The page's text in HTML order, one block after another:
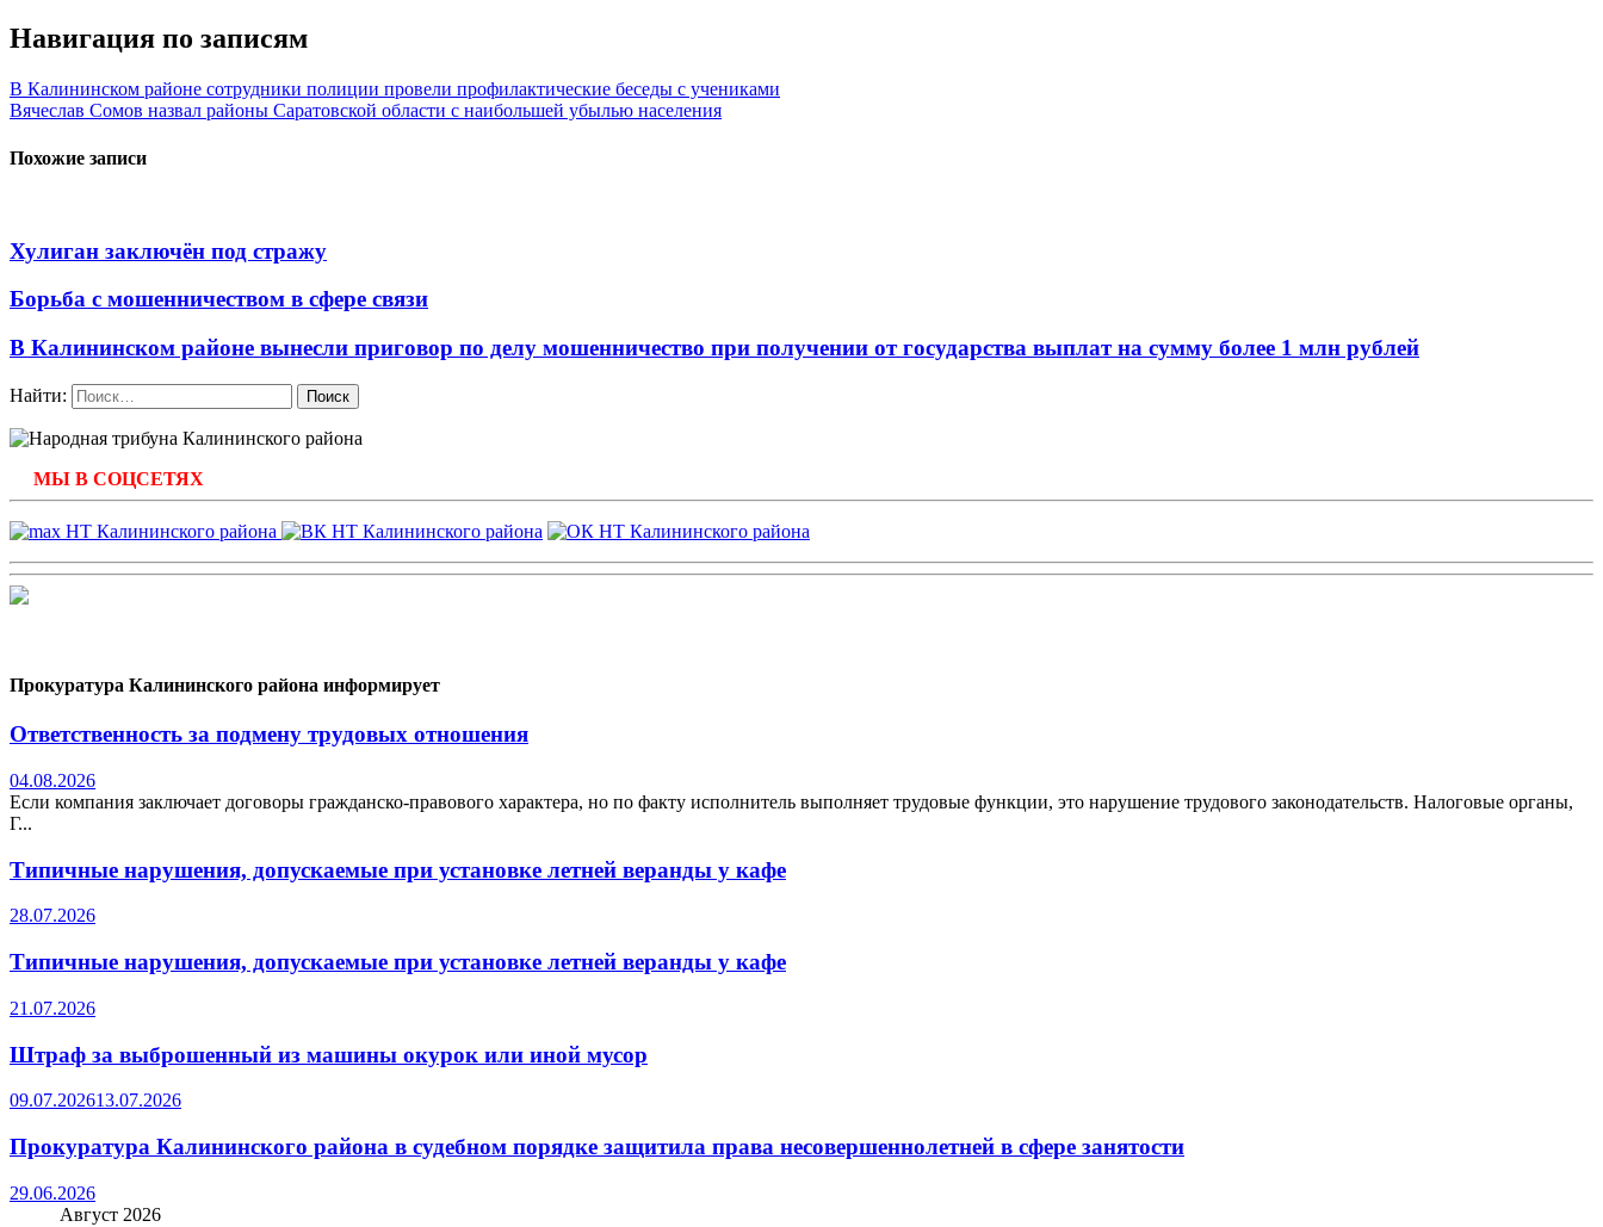
Навигация по записям
В Калининском районе сотрудники полиции провели профилактические беседы с учениками
Вячеслав Сомов назвал районы Саратовской области с наибольшей убылью населения
Похожие записи
Хулиган заключён под стражу
Борьба с мошенничеством в сфере связи
В Калининском районе вынесли приговор по делу мошенничество при получении от государства выплат на сумму более 1 млн рублей
Найти:
МЫ В СОЦСЕТЯХ
Прокуратура Калининского района информирует
Ответственность за подмену трудовых отношения
04.08.2026
Если компания заключает договоры гражданско-правового характера, но по факту исполнитель выполняет трудовые функции, это нарушение трудового законодательств. Налоговые органы,
Г...
Типичные нарушения, допускаемые при установке летней веранды у кафе
28.07.2026
Типичные нарушения, допускаемые при установке летней веранды у кафе
21.07.2026
Штраф за выброшенный из машины окурок или иной мусор
09.07.202613.07.2026
Прокуратура Калининского района в судебном порядке защитила права несовершеннолетней в сфере занятости
29.06.2026
Август 2026